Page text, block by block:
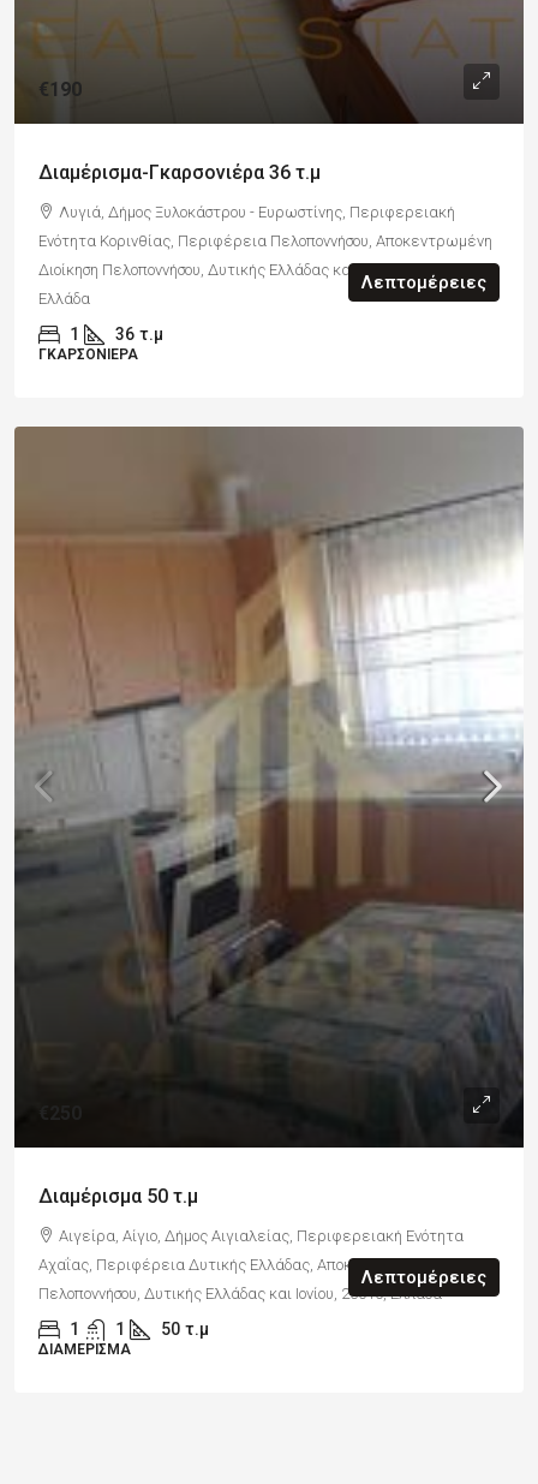
€190
Διαμέρισμα-Γκαρσονιέρα 36 τ.μ
Λυγιά, Δήμος Ξυλοκάστρου - Ευρωστίνης, Περιφερειακή
Ενότητα Κορινθίας, Περιφέρεια Πελοποννήσου, Αποκεντρωμένη
Διοίκηση Πελοποννήσου, Δυτικής Ελλάδας και Ιονίου, 20009,
Ελλάδα
1 36 τ.μ
ΓΚΑΡΣΟΝΙΈΡΑ
Λεπτομέρειες
Διαμέρισμα 50 τ.μ
Αιγείρα, Αίγιο, Δήμος Αιγιαλείας, Περιφερειακή Ενότητα
Αχαΐας, Περιφέρεια Δυτικής Ελλάδας, Αποκεντρωμένη Διοίκηση
Πελοποννήσου, Δυτικής Ελλάδας και Ιονίου, 25010, Ελλάδα
1 1 50 τ.μ
ΔΙΑΜΈΡΙΣΜΑ
Λεπτομέρειες